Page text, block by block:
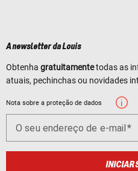
A newsletter da Louis
Obtenha gratuitamentetodas as
atuais, pechinchas ou novidades
Nota sobre a proteção de dados
O seu endereço de e-mail
INICIAR